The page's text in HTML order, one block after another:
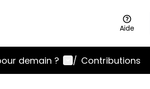
Aide
demain ? Menu utilisateur
/ Contributions